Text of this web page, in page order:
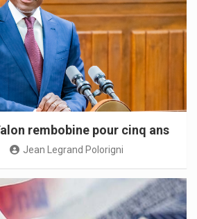
rembobine pour cinq ans
Jean Legrand Polorigni